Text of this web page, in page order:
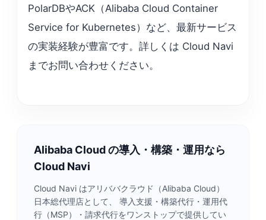
PolarDBやACK（Alibaba Cloud Container
Service for Kubernetes）など、最新サービス
の実装経験が豊富です。詳しくは Cloud Navi
までお問い合わせください。
Alibaba Cloud の導入・構築・運用なら
Cloud Navi
Cloud Navi はアリババクラウド（Alibaba Cloud）
日本総代理店として、 導入支援・構築代行・運用代
行（MSP）・請求代行をワンストップで提供してい